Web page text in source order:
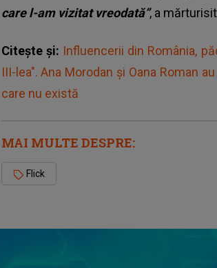
care l-am vizitat vreodată”, a
Citește și: Influencerii din România,
III-lea". Ana Morodan și Oana Roman
care nu există
MAI MULTE DESPRE:
Flick